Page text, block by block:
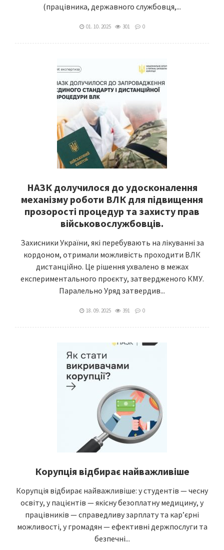
(працівника, державного службовця,...
01. 10. 2025 301 0
НАЗК долучилося до удосконалення
механізму роботи ВЛК для підвищення
прозорості процедур та захисту прав
військовослужбовців.
Захисники України, які перебувають на лікуванні за
кордоном, отримали можливість проходити ВЛК
дистанційно. Це рішення ухвалено в межах
експериментального проєкту, затвердженого КМУ.
Паралельно Уряд затвердив...
18. 09. 2025 391 0
Корупція відбирає найважливіше
Корупція відбирає найважливіше: у студентів — чесну
освіту, у пацієнтів — якісну безоплатну медицину, у
працівників — справедливу зарплату та кар’єрні
можливості, у громадян — ефективні держпослуги та
безпечні...